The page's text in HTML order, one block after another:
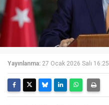
Yayınlanma: 27 Ocak 2026 Salı 16:25